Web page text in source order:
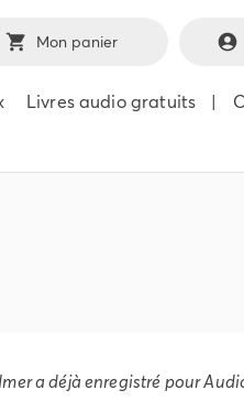
Mon panier
Livres audio gratuits |
a déjà enregistré pour